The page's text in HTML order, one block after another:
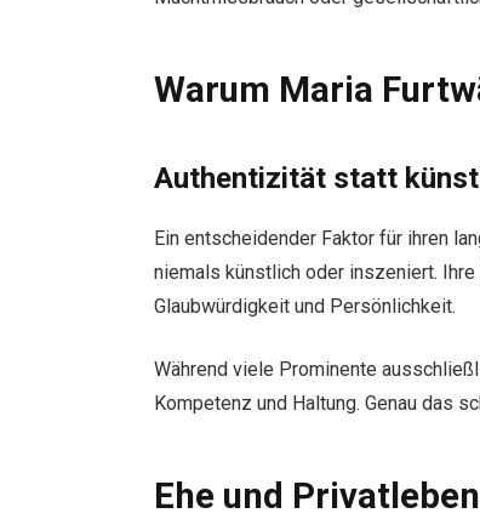
Warum Maria
Authentizität statt
Ein entscheidender Faktor für ihren
niemals künstlich oder inszeniert.
Glaubwürdigkeit und Persönlichkeit.
Während viele Prominente
Kompetenz und Haltung. Genau das
Ehe und Privatleben